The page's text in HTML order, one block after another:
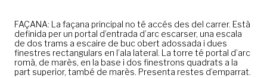
FAÇANA: La façana principal no té accés des del carrer. Està
definida per un portal d’entrada d’arc escarser, una escala
de dos trams a escaire de buc obert adossada i dues
finestres rectangulars en l’ala lateral. La torre té portal d’arc
romà, de marès, en la base i dos finestrons quadrats a la
part superior, també de marès. Presenta restes d’emparrat.